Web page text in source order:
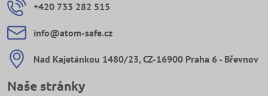
+420 733 282 515
info​@atom-safe​.cz
Nad Kajetánkou 1480/23, CZ-16900 Praha 6 - Břevnov
Naše stránky